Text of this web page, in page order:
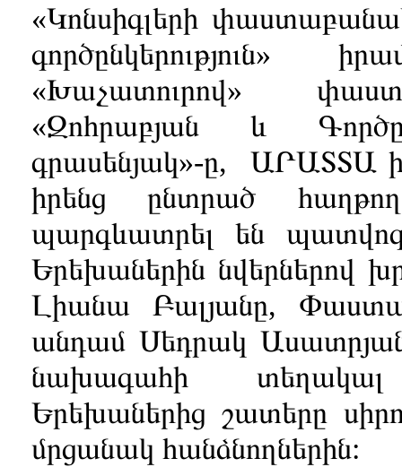
«Կոնսիգլերի
գործընկերություն»
«Խաչատուրով»
«Զոհրաբյան և
գրասենյակ»-ը, ԱՐԱՏՏԱ
իրենց ընտրած
պարգևատրել են
Երեխաներին նվերներով
Լիանա Բալյանը,
անդամ Սեդրակ
նախագահի տեղակալ
Երեխաներից շատերը
մրցանակ հանձնողներին: